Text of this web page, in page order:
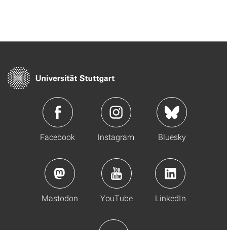
Facebook Instagram Bluesky
Mastodon YouTube LinkedIn